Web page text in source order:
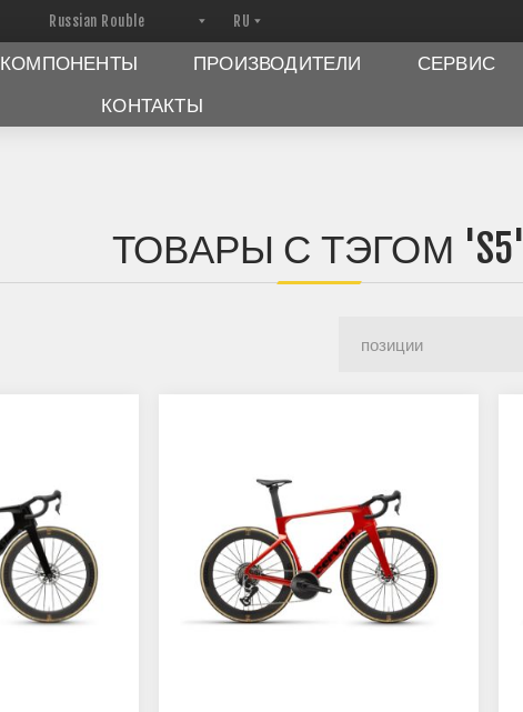
КОМПОНЕНТЫ ПРОИЗВОДИТЕЛИ
СЕРВИС
КОНТАКТЫ
ТОВАРЫ С ТЭГОМ 'S5'